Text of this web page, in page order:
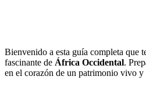
Bienvenido a esta guía completa que
fascinante de África Occidental.
en el corazón de un patrimonio vivo y